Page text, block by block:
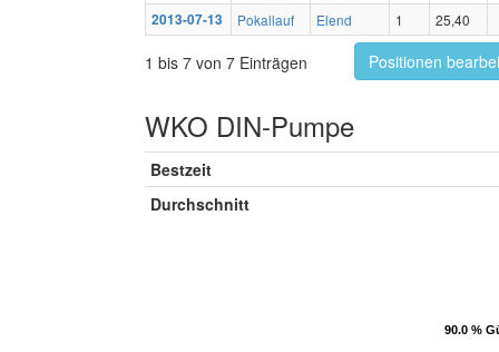
2013-07-13
Pokallauf Elend 1 25,40
1 bis 7 von 7 Einträgen Positionen
WKO DIN-Pumpe
Bestzeit
Durchschnitt
90.0 %
90.0 %